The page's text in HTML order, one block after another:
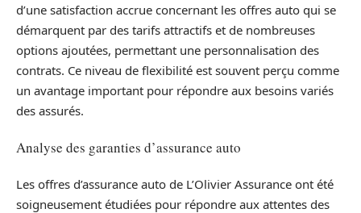
d’une satisfaction accrue concernant les offres auto qui se
démarquent par des tarifs attractifs et de nombreuses
options ajoutées, permettant une personnalisation des
contrats. Ce niveau de flexibilité est souvent perçu comme
un avantage important pour répondre aux besoins variés
des assurés.
Analyse des garanties d’assurance auto
Les offres d’assurance auto de L’Olivier Assurance ont été
soigneusement étudiées pour répondre aux attentes des